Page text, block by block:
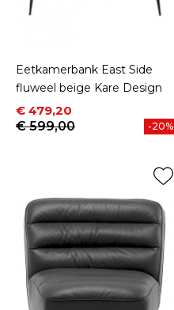
Eetkamerbank East Side
fluweel beige Kare Design
Prijs
€ 479,20
Normale prijs
€ 599,00
-20%